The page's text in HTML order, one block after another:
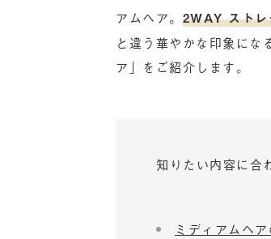
アムヘア。 2WAY ストレ
と違う華やかな印象にな
ア」をご紹介します。
知りたい内容に合
ミディアムヘ